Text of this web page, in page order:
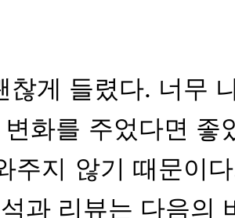
게 들렸다. 너무
화를 주었다면
주지 않기 때문이
과 리뷰는 다음의